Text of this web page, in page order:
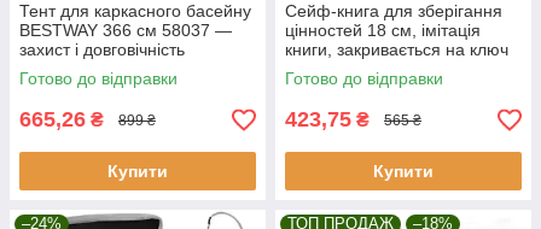
Тент для каркасного басейну
BESTWAY 366 см 58037 —
захист і довговічність
Готово до відправки
665,26 ₴ 899 ₴
Купити
Сейф-книга для зберігання
цінностей 18 см, імітація
книги, закривається на ключ
Malatec 6148
Готово до відправки
423,75 ₴ 565 ₴
Купити
–24% ТОП ПРОДАЖ –18%